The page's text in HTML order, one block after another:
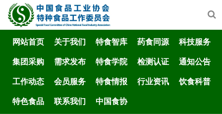
网站首页 关于我们 特食智库 药食同源 科技服务
集团采购 需求发布 特食学院 检测认证 通知公告
工作动态 会员服务 特食情报 行业资讯 饮食科普
特色食品 联系我们 中国食协